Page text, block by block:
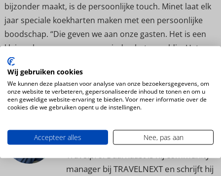
bijzonder maakt, is de persoonlijke touch. Minet laat elk
jaar speciale koekharten maken met een persoonlijke
boodschap. “Die geven we aan onze gasten. Het is een
klein gebaar, maar mensen vinden het geweldig. Het
maakt de ervaring persoonlijk en onvergetelijk.”
Deel dit artikel
Arjen werkt sinds januari 2007 bij
Travelpro. Daarnaast is hij community
manager bij TRAVELNEXT en schrijft hij
Wij gebruiken cookies
We kunnen deze plaatsen voor analyse van onze bezoekersgegevens, om
onze website te verbeteren, gepersonaliseerde inhoud te tonen en om u
een geweldige website-ervaring te bieden. Voor meer informatie over de
cookies die we gebruiken opent u de instellingen.
Accepteer alles Nee, pas aan